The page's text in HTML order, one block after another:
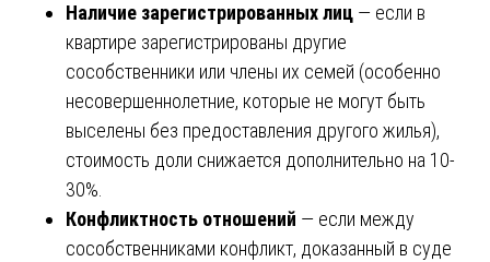
Наличие зарегистрированных лиц — если в
квартире зарегистрированы другие
сособственники или члены их семей (особенно
несовершеннолетние, которые не могут быть
выселены без предоставления другого жилья),
стоимость доли снижается дополнительно на 10-
30%.
Конфликтность отношений — если между
сособственниками конфликт, доказанный в суде